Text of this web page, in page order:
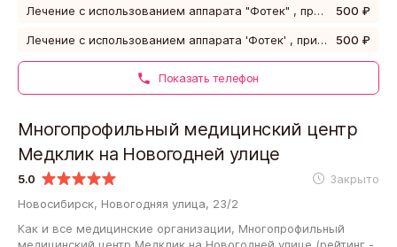
Показать телефон
Лечение с использованием аппарата "Фотек" , при лейкоплакиях , папилломах 500 ₽
Лечение с использованием аппарата 'Фотек' , при лейкоплакиях , папилломах 500 ₽
5.0 Закрыто
Многопрофильный медицинский центр
Медклик на Новогодней улице
Новосибирск, Новогодняя улица, 23/2
Как и все медицинские организации, Многопрофильный